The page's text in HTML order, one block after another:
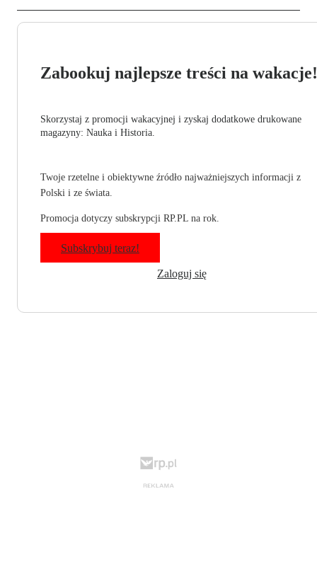
Zabookuj najlepsze treści na wakacje!
Skorzystaj z promocji wakacyjnej i zyskaj dodatkowe drukowane
magazyny: Nauka i Historia.
Twoje rzetelne i obiektywne źródło najważniejszych informacji z
Polski i ze świata.
Promocja dotyczy subskrypcji RP.PL na rok.
Subskrybuj teraz!
Zaloguj się